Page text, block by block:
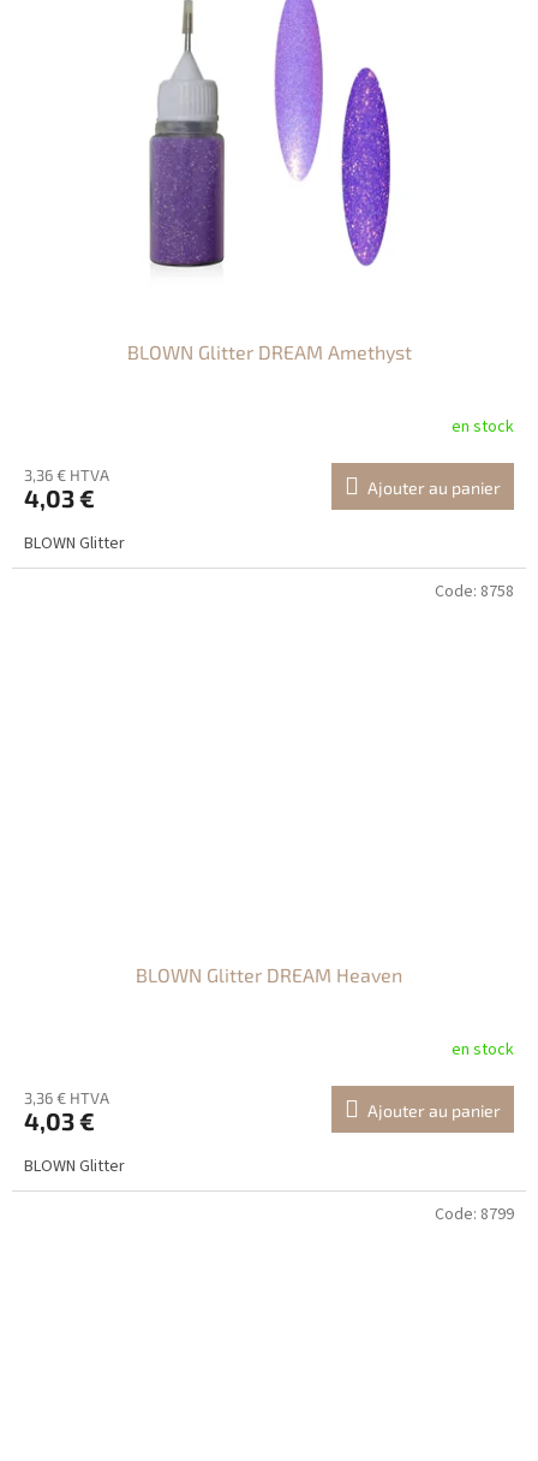
BLOWN Glitter DREAM Amethyst
en stock
3,36 € HTVA
4,03 € Ajouter au panier
BLOWN Glitter
BLOWN Glitter DREAM Heaven
en stock
3,36 € HTVA
4,03 € Ajouter au panier
BLOWN Glitter
Code: 8758
Code: 8799